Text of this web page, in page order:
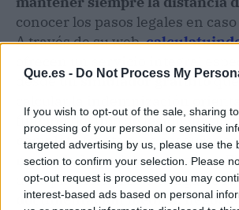
Que.es - Do Not Process My
If you wish to opt-out of the sale, sharing
processing of your personal or sensitive
targeted advertising by us, please use the
section to confirm your selection. Please
opt-out request is processed you may
interest-based ads based on personal
conocer los pasos legales en
A través de su web,
desde unsimulador gratuito
función del tipo de lesión, hasta
completafrente a las
necesidad de adelantar costes.
de la plataforma se encarga de
documentación médica,